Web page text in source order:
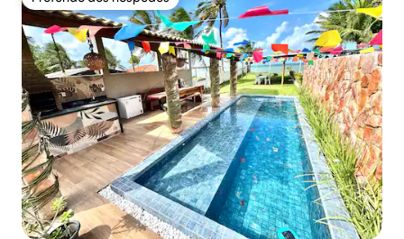
Preferido dos hóspedes